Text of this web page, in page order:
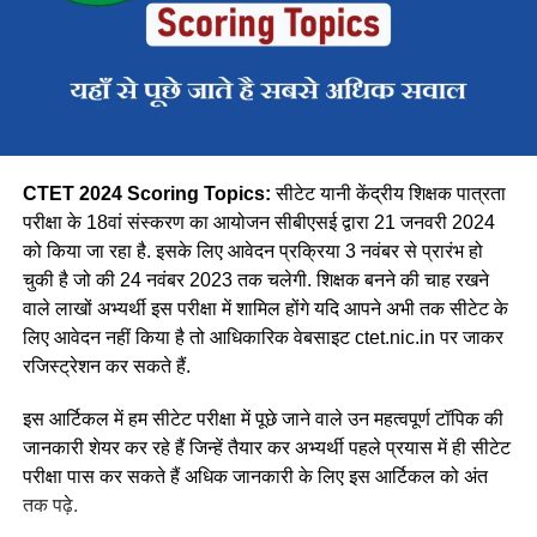
पंजीकरण की तारीखें
3 से 23 नवंबर
शुल्क जमा करने की अंतिम तिथि
23 नवंबर
ऑनलाइन सुधार
28 नवंबर से 2 दिसंबर
सीटीईटी परीक्षा तिथि 2024
21 जनवरी
पहले आओ पहले पाओ की तर्ज पर आवंटित
होंगे परीक्षा केंद्र:
सीबीएसई द्वारा सीटेट परीक्षा के लिए आवेदन के दौरान अभ्यर्थियों को अपने
नजदीकी परीक्षा केंद्र के चयन हेतु विकल्प दिया गया था, परंतु परीक्षा केंद्रों
की संख्या के अनुरूप अभ्यर्थियों को पहले आओ पहले पाओ की तर्ज पर
परीक्षा केंद्र आवंटित किए जाएंगे यानी परीक्षा केंद्र में सीट फुल होने पर
अभ्यर्थी को अन्य शहर में भी परीक्षा केंद्र आवंटित किया जा सकता है.
CTET 2024 Scoring Topics:सीटेट यानी केंद्रीय शिक्षक पात्रता
परीक्षा के 18वां संस्करण का आयोजन सीबीएसई द्वारा 21 जनवरी 2024
को किया जा रहा है. इसके लिए आवेदन प्रक्रिया 3 नवंबर से प्रारंभ हो
चुकी है जो की 24 नवंबर 2023 तक चलेगी. शिक्षक बनने की चाह रखने
वाले लाखों अभ्यर्थी इस परीक्षा में शामिल होंगे यदि आपने अभी तक सीटेट के
लिए आवेदन नहीं किया है तो आधिकारिक वेबसाइट ctet.nic.in पर जाकर
रजिस्ट्रेशन कर सकते हैं.
इस आर्टिकल में हम सीटेट परीक्षा में पूछे जाने वाले उन महत्वपूर्ण टॉपिक की
जानकारी शेयर कर रहे हैं जिन्हें तैयार कर अभ्यर्थी पहले प्रयास में ही सीटेट
परीक्षा पास कर सकते हैं अधिक जानकारी के लिए इस आर्टिकल को अंत
तक पढ़े.